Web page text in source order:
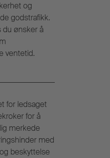
og
godstrafikk.
du ønsker å
ventetid.
for ledsaget
for å
merkede
med
beskyttelse